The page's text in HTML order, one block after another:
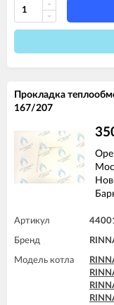
Прокладка
167/207
Артикул
Бренд
Модель котла